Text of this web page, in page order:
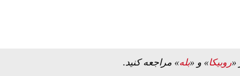
«روبیکا» و «بله» مراجعه کنید.